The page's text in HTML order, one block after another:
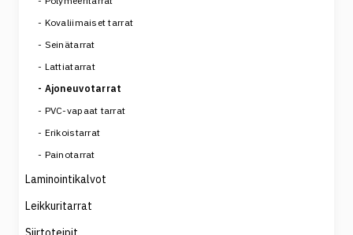
Kovaliimaiset tarrat
Seinätarrat
Lattiatarrat
Ajoneuvotarrat
PVC-vapaat tarrat
Erikoistarrat
Painotarrat
Laminointikalvot
Leikkuritarrat